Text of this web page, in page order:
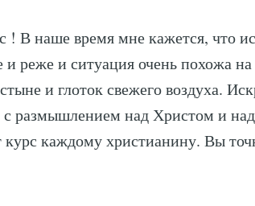
! В наше время мне кажется, что
и реже и ситуация очень похожа
и глоток свежего воздуха.
размышлением над Христом и над
каждому христианину. Вы